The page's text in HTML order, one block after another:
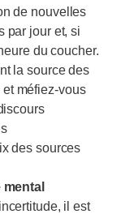
de nouvelles
par jour et, si
du coucher.
la source des
méfiez-vous
des sources
il est